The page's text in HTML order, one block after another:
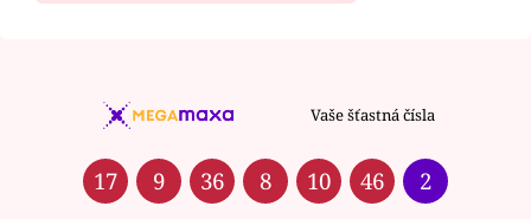
Vaše šťastná čísla
17 9 36 8 10 46 2